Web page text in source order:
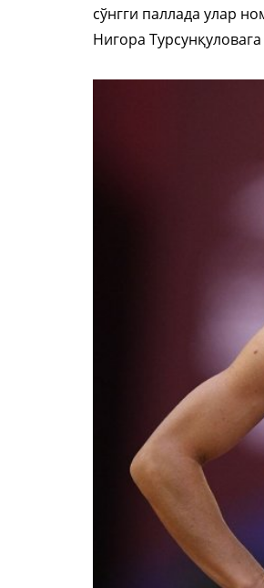
сўнгги паллада улар
Нигора